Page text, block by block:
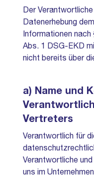
Der
Datenerhebung
Informationen nach
Abs. 1 DSG-EKD
nicht bereits über
a) Name und
Vertreters
Verantwortlich für
Verantwortliche
uns im